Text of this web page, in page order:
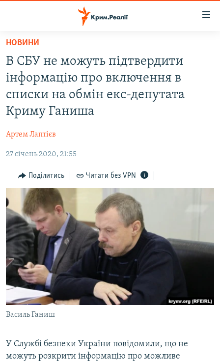
Перейти
основного
матеріалу
Перейти
до
основної
Перейти
до
ВОДА.КРИМ
ВІДЕО ТА ФОТО
ПОЛІТИКА
ПОГЛЯД
ІНТЕРВ'Ю
ВСЕ ЗА ДЕНЬ
СПЕЦПРОЕКТИ
ДЕПОРТАЦІЯ
ВІДЕОУРОКИ «ELIFBE»
СВІДЧЕННЯ ОКУПАЦІЇ
УКРАЇНСЬКА ПРОБЛЕМА КРИМУ
ІНФОГРАФІКА
ЯК ОБІЙТИ БЛОКУВАННЯ
Русский
Qırımtatar
ДОЛУЧАЙСЯ!
НОВИНИ
В СБУ не можуть підтвердити
інформацію про включення в
списки на обмін екс-депутата
Криму Ганиша
Артем Лаптієв
27 січень 2020, 21:55
Поділитись Читати без VPN
Василь Ганиш
У Службі безпеки України повідомили, що не
можуть розкрити інформацію про можливе